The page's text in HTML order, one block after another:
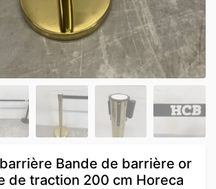
Bande de barrière or
de traction 200 cm Horeca